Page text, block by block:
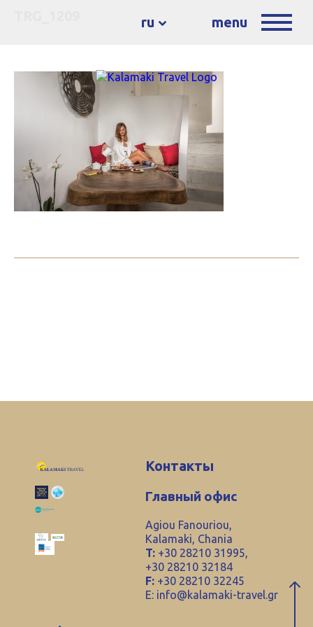
ru menu
Контакты
Главный офис
Agiou Fanouriou,
Kalamaki, Chania
T: +30 28210 31995,
+30 28210 32184
F: +30 28210 32245
E: info@kalamaki-travel.gr